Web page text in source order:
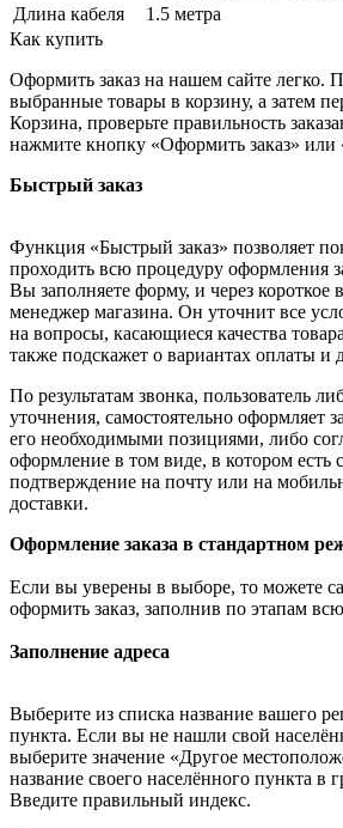
Длина кабеля
1.5 метра
Как купить
Оформить заказ на нашем сайте легко.
выбранные товары в корзину, а затем
Корзина, проверьте правильность
нажмите кнопку «Оформить заказ» или
Быстрый заказ
Функция «Быстрый заказ» позволяет
проходить всю процедуру оформления
Вы заполняете форму, и через короткое
менеджер магазина. Он уточнит все
на вопросы, касающиеся качества
также подскажет о вариантах оплаты и
По результатам звонка, пользователь
уточнения, самостоятельно оформляет
его необходимыми позициями, либо
оформление в том виде, в котором есть
подтверждение на почту или на
доставки.
Оформление заказа в стандартном
Если вы уверены в выборе, то можете
оформить заказ, заполнив по этапам
Заполнение адреса
Выберите из списка название вашего
пункта. Если вы не нашли свой
выберите значение «Другое
название своего населённого пункта в
Введите правильный индекс.